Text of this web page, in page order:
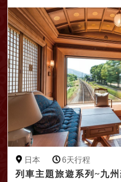
日本 6天行程
列車主題旅遊系列~九